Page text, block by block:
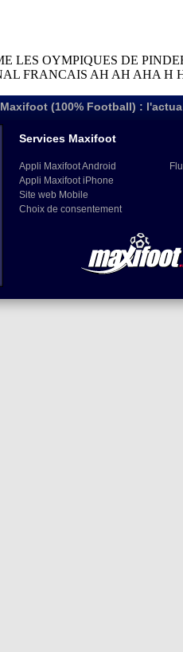
Maxifoot (100% Football) :
Services Maxifoot
Appli Maxifoot Android
Appli Maxifoot iPhone
Site web Mobile
Choix de consentement